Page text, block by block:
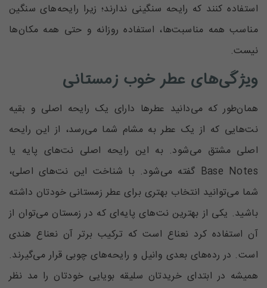
استفاده کنند که رایحه سنگینی ندارند؛ زیرا رایحه‌های سنگین
مناسب همه مناسبت‌ها، استفاده روزانه و حتی همه مکان‌ها
نیست.
ویژگی‌های عطر خوب زمستانی
همان‌طور که می‌دانید عطر‌ها دارای یک رایحه اصلی و بقیه
نت‌هایی که از یک عطر به مشام شما می‌رسد، از این رایحه
اصلی مشتق می‌شود. به این رایحه اصلی نت‌های پایه یا
Base Notes گفته می‌شود. با شناخت این نت‌های اصلی،
شما می‌توانید انتخاب بهتری برای عطر زمستانی خودتان داشته
باشید. یکی از بهترین نت‌های پایه‌ای که در زمستان می‌توان از
آن استفاده کرد نعناع است که ترکیب برتر آن نعناع هندی
است. در رده‌های بعدی وانیل و رایحه‌های چوبی قرار می‌گیرند.
همیشه در ابتدای خریدتان سلیقه بویایی خودتان را مد نظر